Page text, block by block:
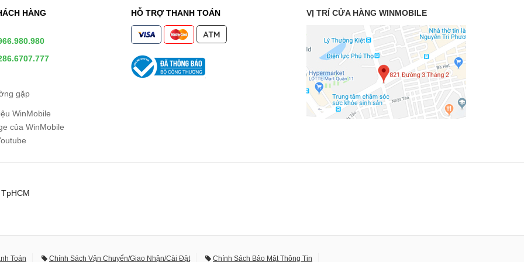
HÀNG
gặp
WinMobile
của WinMobile
HỖ TRỢ THANH TOÁN VỊ TRÍ CỬA HÀNG WINMOBILE
Toán Chính Sách Vận Chuyển/Giao Nhận/Cài Đặt Chính Sách Bảo Mật Thông Tin